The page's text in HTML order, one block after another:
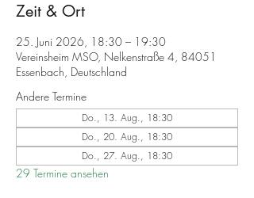
Zeit & Ort
25. Juni 2026, 18:30 – 19:30
Vereinsheim MSO, Nelkenstraße 4, 84051
Essenbach, Deutschland
Andere Termine
Do., 13. Aug., 18:30
Do., 20. Aug., 18:30
Do., 27. Aug., 18:30
29 Termine ansehen